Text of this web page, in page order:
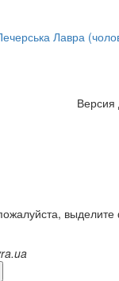
Лавра
Версия
выделите